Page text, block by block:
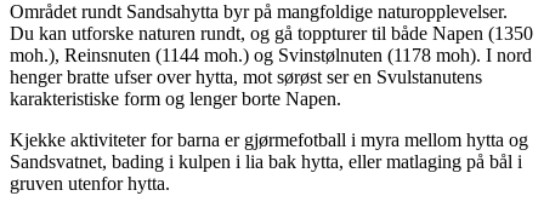
Området rundt Sandsahytta byr på mangfoldige naturopplevelser.
Du kan utforske naturen rundt, og gå toppturer til både Napen (1350
moh.), Reinsnuten (1144 moh.) og Svinstølnuten (1178 moh). I nord
henger bratte ufser over hytta, mot sørøst ser en Svulstanutens
karakteristiske form og lenger borte Napen.
Kjekke aktiviteter for barna er gjørmefotball i myra mellom hytta og
Sandsvatnet, bading i kulpen i lia bak hytta, eller matlaging på bål i
gruven utenfor hytta.